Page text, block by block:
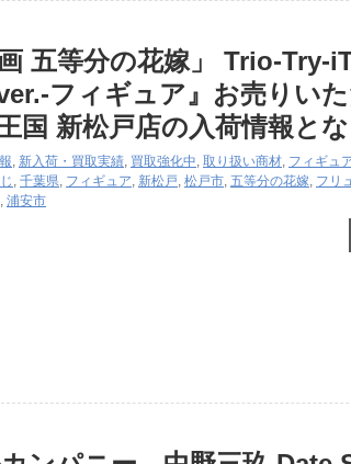
五等分の花嫁」 ​Trio-Try-
フィギュア』お売りい
国 新松戸店の入荷情報とな
新入荷・買取実績 買取強化中 取り扱い商材 フィギュ
千葉県 フィギュア 新松戸 松戸市 五等分の花嫁 フリ
浦安市